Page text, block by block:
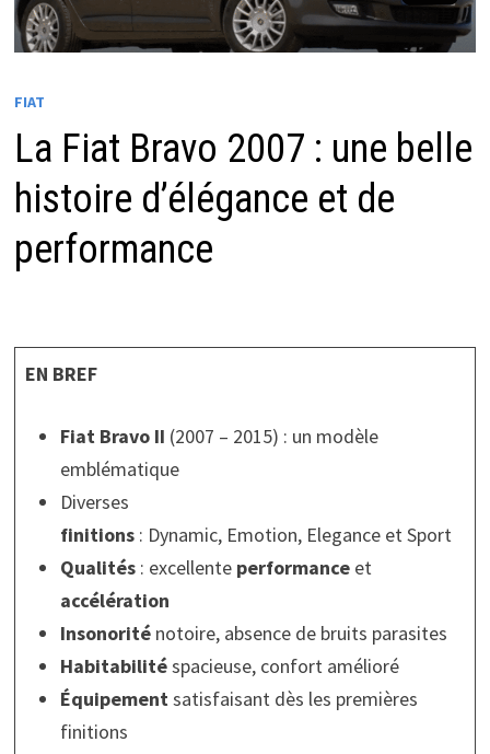
FIAT
La Fiat Bravo 2007 : une belle
histoire d’élégance et de
performance
EN BREF
Fiat Bravo II (2007 – 2015) : un modèle
emblématique
Diverses
finitions: Dynamic, Emotion, Elegance et Sport
Qualités: excellente performanceet
accélération
Insonoriténotoire, absence de bruits parasites
Habitabilitéspacieuse, confort amélioré
Équipementsatisfaisant dès les premières
finitions